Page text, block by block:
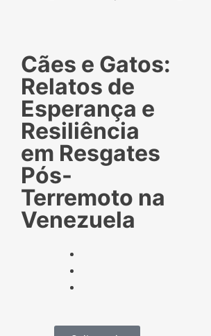
Cães e Gatos:
Relatos de
Esperança e
Resiliência
em Resgates
Pós-
Terremoto na
Venezuela